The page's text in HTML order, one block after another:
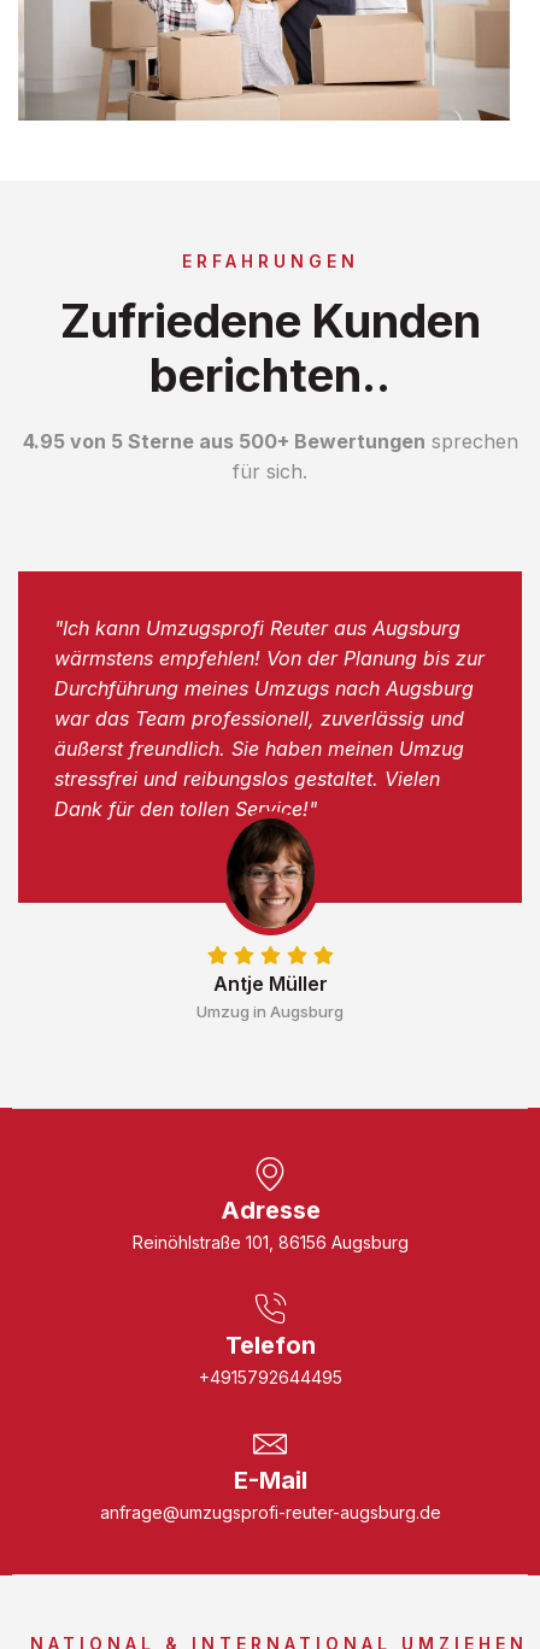
ERFAHRUNGEN
Zufriedene Kunden
berichten..
4.95 von 5 Sterne aus 500+ Bewertungen sprechen
für sich.
Antje Müller
Umzug in Augsburg
"Ich kann Umzugsprofi Reuter aus Augsburg
wärmstens empfehlen! Von der Planung bis zur
Durchführung meines Umzugs nach Augsburg
war das Team professionell, zuverlässig und
äußerst freundlich. Sie haben meinen Umzug
stressfrei und reibungslos gestaltet. Vielen
Dank für den tollen Service!"
Adresse
Reinöhlstraße 101, 86156 Augsburg
Telefon
+4915792644495
E-Mail
anfrage@umzugsprofi-reuter-augsburg.de
NATIONAL & INTERNATIONAL UMZIEHEN